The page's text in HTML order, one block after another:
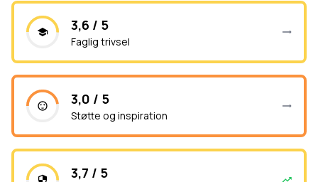
3,6 / 5
Faglig trivsel
3,0 / 5
Støtte og inspiration
3,7 / 5